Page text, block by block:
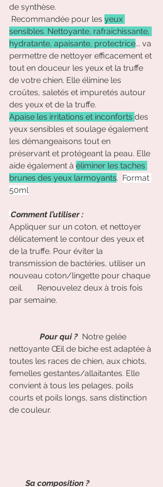
de synthèse.
Recommandée pour les yeux
sensibles. Nettoyante, rafraichissante,
hydratante, apaisante, protectrice... va
permettre de nettoyer efficacement et
tout en douceur les yeux et la truffe
de votre chien. Elle élimine les
croûtes, saletés et impuretés autour
des yeux et de la truffe.
Apaise les irritations et inconforts des
yeux sensibles et soulage également
les démangeaisons tout en
préservant et protégeant la peau. Elle
aide également à éliminer les taches
brunes des yeux larmoyants. Format
50ml
.Comment l’utiliser :
Appliquer sur un coton, et nettoyer
délicatement le contour des yeux et
de la truffe. Pour éviter la
transmission de bactéries, utiliser un
nouveau coton/lingette pour chaque
œil.       Renouvelez deux à trois fois
par semaine.
Pour qui ? Notre gelée
nettoyante Œil de biche est adaptée à
toutes les races de chien, aux chiots,
femelles gestantes/allaitantes. Elle
convient à tous les pelages, poils
courts et poils longs, sans distinction
de couleur.
Sa composition ?